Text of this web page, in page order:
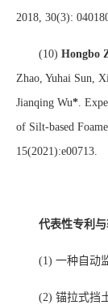
2018, 30(3):
(10) Hongbo
Zhao, Yuhai Sun,
Jianqing Wu* .
of Silt-based
15(2021):e00713.
代表性专利与
(1) 一种自动
(2) 锚拉式挡